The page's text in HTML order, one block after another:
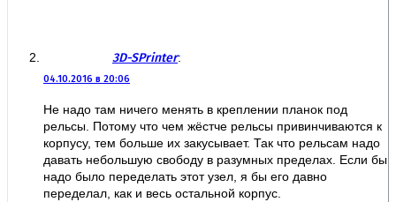
3D-SPrinter:
04.10.2016 в 20:06
Не надо там ничего менять в креплении планок под
рельсы. Потому что чем жёстче рельсы привинчиваются к
корпусу, тем больше их закусывает. Так что рельсам надо
давать небольшую свободу в разумных пределах. Если бы
надо было переделать этот узел, я бы его давно
переделал, как и весь остальной корпус.